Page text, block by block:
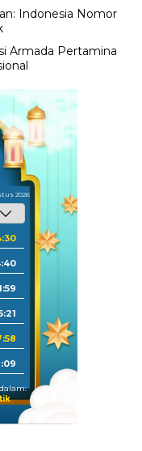
Indonesia Nomor
Armada Pertamina
2026